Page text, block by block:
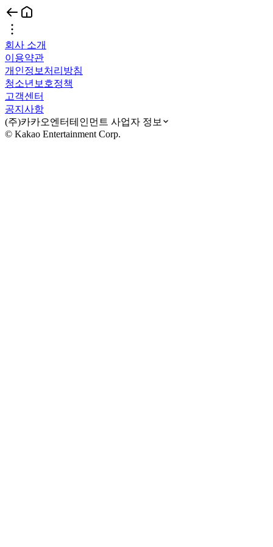
회사 소개
이용약관
개인정보처리방침
청소년보호정책
고객센터
공지사항
(주)카카오엔터테인먼트 사업자 정보
© Kakao Entertainment Corp.